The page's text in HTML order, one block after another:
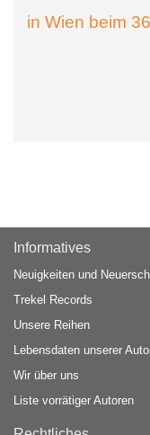
in Wien beim
Informatives
Neuigkeiten und
Trekel Records
Unsere Reihen
Lebensdaten unserer
Wir über uns
Liste vorrätiger Autoren